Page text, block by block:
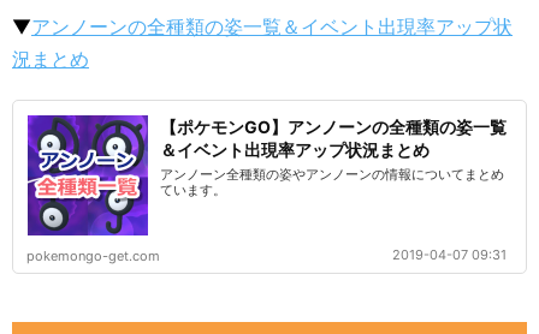
▼アンノーンの全種類の姿一覧＆イベント出現率アップ状
況まとめ
【ポケモンGO】アンノーンの全種類の姿一覧
＆イベント出現率アップ状況まとめ
アンノーン全種類の姿やアンノーンの情報についてまとめ
ています。
pokemongo-get.com 2019-04-07 09:31